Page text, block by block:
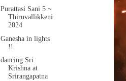
Purattasi Sani 5 ~
Thiruvallikkeni
2024
Ganesha in lights
!!
dancing Sri
Krishna at
Srirangapatna